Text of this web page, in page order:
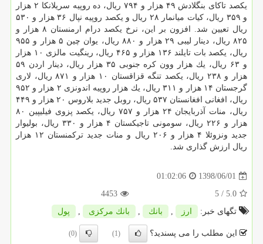
یكصد تاكای بنگلادش ۴۹ هزار و ۷۹۴ ریال، ده روپیه سریلانكا ۲ هزار
و ۳۵۹ ریال، كیات میانمار ۲۸ ریال و یكصد روپیه نپال ۳۶ هزار و ۵۳۰
ریال تعیین شد. افزون بر این، نرخ یكصد درام ارمنستان ۸ هزار و
۸۲۵ ریال، دینار لیبی ۲۹ هزار و ۸۸۰ ریال، یوان چین ۵ هزار و ۹۵۵
ریال، یكصد بات تایلند ۱۳۶ هزار و ۴۶۵ ریال، رینگیت مالزی ۱۰ هزار
و ۶۳ ریال، یك هزار وون كره جنوبی ۳۵ هزار ریال، دینار اردن ۵۹
هزار و ۲۳۸ ریال، یكصد تنگه قزاقستان ۱۰ هزار و ۸۷۱ ریال، لاری
گرجستان ۱۴ هزار و ۳۱۱ ریال، یك هزار روپیه اندونزی ۲ هزار و ۹۵۲
ریال، افغانی افغانستان ۵۳۷ ریال، روبل جدید بلاروس ۲۰ هزار و ۴۴۹
ریال، منات آذربایجان ۲۴ هزار و ۷۵۷ ریال، یكصد پزوی فیلیپین ۸۰
هزار و ۲۲۶ ریال، سومونی تاجیكستان ۴ هزار و ۳۳۰ ریال، بولیوار
جدید ونزوئلا ۴ هزار و ۲۰۶ ریال و منات جدید تركمنستان ۱۲ هزار
ریال ارزش گذاری شد.
1398/06/01
01:02:06
5.0
/ 5
4453
تگهای خبر:
ارز , بانك , بانك مركزی , پول
این مطلب را می پسندید؟ (1)
(0)